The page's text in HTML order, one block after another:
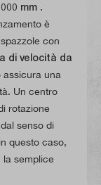
mm .
è
con
di velocità da
assicura una
Un centro
rotazione
senso di
questo caso,
semplice